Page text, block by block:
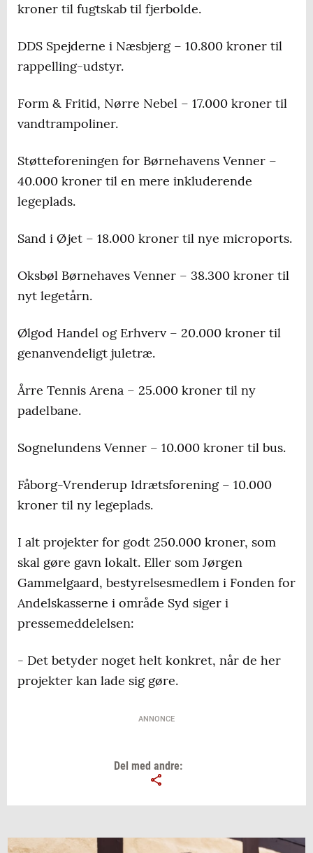
kroner til fugtskab til fjerbolde.
DDS Spejderne i Næsbjerg – 10.800 kroner til
rappelling-udstyr.
Form & Fritid, Nørre Nebel – 17.000 kroner til
vandtrampoliner.
Støtteforeningen for Børnehavens Venner –
40.000 kroner til en mere inkluderende
legeplads.
Sand i Øjet – 18.000 kroner til nye microports.
Oksbøl Børnehaves Venner – 38.300 kroner til
nyt legetårn.
Ølgod Handel og Erhverv – 20.000 kroner til
genanvendeligt juletræ.
Årre Tennis Arena – 25.000 kroner til ny
padelbane.
Sognelundens Venner – 10.000 kroner til bus.
Fåborg-Vrenderup Idrætsforening – 10.000
kroner til ny legeplads.
I alt projekter for godt 250.000 kroner, som
skal gøre gavn lokalt. Eller som Jørgen
Gammelgaard, bestyrelsesmedlem i Fonden for
Andelskasserne i område Syd siger i
pressemeddelelsen:
- Det betyder noget helt konkret, når de her
projekter kan lade sig gøre.
ANNONCE
Del med andre: